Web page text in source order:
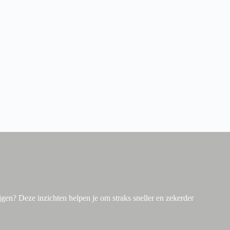
Deze inzichten helpen je om straks sneller en zekerder